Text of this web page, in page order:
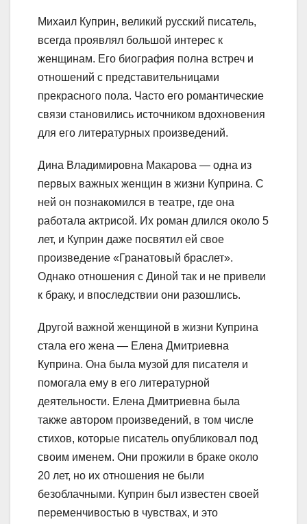
Михаил Куприн, великий русский писатель,
всегда проявлял большой интерес к
женщинам. Его биография полна встреч и
отношений с представительницами
прекрасного пола. Часто его романтические
связи становились источником вдохновения
для его литературных произведений.
Дина Владимировна Макарова — одна из
первых важных женщин в жизни Куприна. С
ней он познакомился в театре, где она
работала актрисой. Их роман длился около 5
лет, и Куприн даже посвятил ей свое
произведение «Гранатовый браслет».
Однако отношения с Диной так и не привели
к браку, и впоследствии они разошлись.
Другой важной женщиной в жизни Куприна
стала его жена — Елена Дмитриевна
Куприна. Она была музой для писателя и
помогала ему в его литературной
деятельности. Елена Дмитриевна была
также автором произведений, в том числе
стихов, которые писатель опубликовал под
своим именем. Они прожили в браке около
20 лет, но их отношения не были
безоблачными. Куприн был известен своей
переменчивостью в чувствах, и это